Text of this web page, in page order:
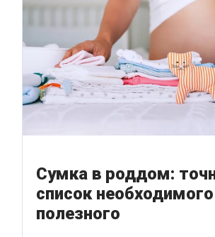
Сумка в роддом:
список
полезного